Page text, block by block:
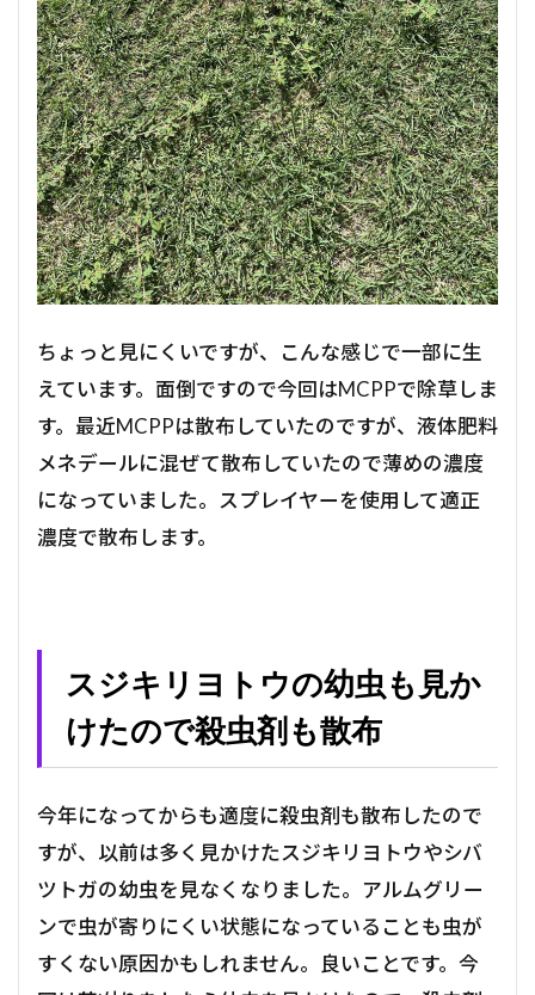
ちょっと見にくいですが、こんな感じで一部に生
えています。面倒ですので今回はMCPPで除草しま
す。最近MCPPは散布していたのですが、液体肥料
メネデールに混ぜて散布していたので薄めの濃度
になっていました。スプレイヤーを使用して適正
濃度で散布します。
スジキリヨトウの幼虫も見か
けたので殺虫剤も散布
今年になってからも適度に殺虫剤も散布したので
すが、以前は多く見かけたスジキリヨトウやシバ
ツトガの幼虫を見なくなりました。アルムグリー
ンで虫が寄りにくい状態になっていることも虫が
すくない原因かもしれません。良いことです。今